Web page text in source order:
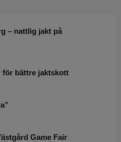
– nattlig jakt på
för bättre jaktskott
Game Fair